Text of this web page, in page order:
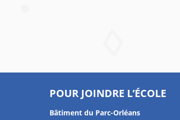
POUR JOINDRE L’ÉCOLE
Bâtiment du Parc-Orléans